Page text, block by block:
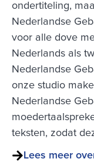
ondertiteling,
Nederlandse
voor alle dove
Nederlands als
Nederlandse
onze studio
Nederlandse
teksten, zodat
Lees meer